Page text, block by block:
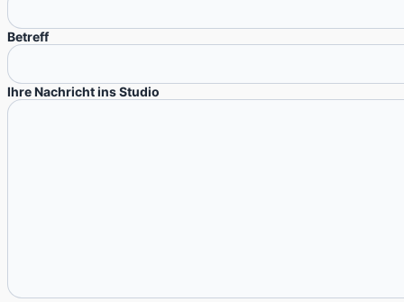
Betreff
Ihre Nachricht ins Studio